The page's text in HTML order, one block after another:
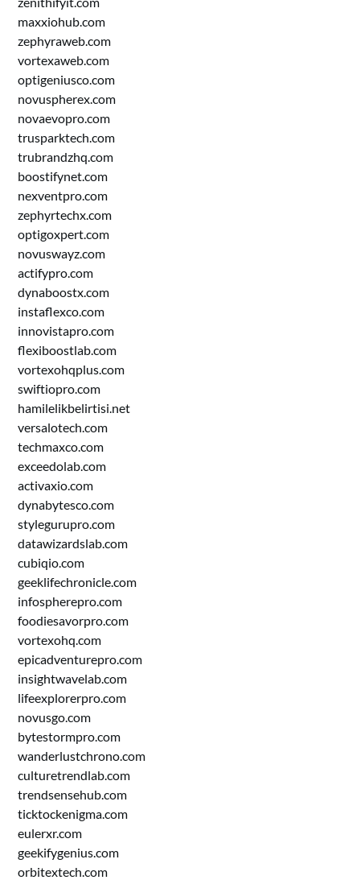
maxxiohub.com
zephyraweb.com
vortexaweb.com
optigeniusco.com
novuspherex.com
novaevopro.com
trusparktech.com
trubrandzhq.com
boostifynet.com
nexventpro.com
zephyrtechx.com
optigoxpert.com
novuswayz.com
actifypro.com
dynaboostx.com
instaflexco.com
innovistapro.com
flexiboostlab.com
vortexohqplus.com
swiftiopro.com
hamilelikbelirtisi.net
versalotech.com
techmaxco.com
exceedolab.com
activaxio.com
dynabytesco.com
stylegurupro.com
datawizardslab.com
cubiqio.com
geeklifechronicle.com
infospherepro.com
foodiesavorpro.com
vortexohq.com
epicadventurepro.com
insightwavelab.com
lifeexplorerpro.com
novusgo.com
bytestormpro.com
wanderlustchrono.com
culturetrendlab.com
trendsensehub.com
ticktockenigma.com
eulerxr.com
geekifygenius.com
orbitextech.com